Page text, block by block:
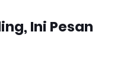
Ini Pesan